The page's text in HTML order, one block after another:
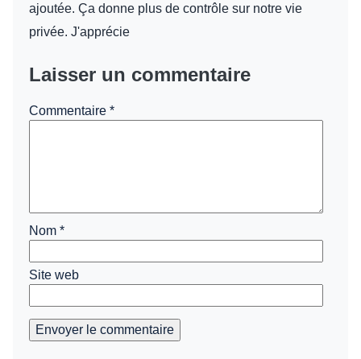
ajoutée. Ça donne plus de contrôle sur notre vie
privée. J'apprécie
Laisser un commentaire
Commentaire *
Nom *
Site web
Envoyer le commentaire